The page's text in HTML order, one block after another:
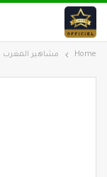
Home مشاهير المغرب